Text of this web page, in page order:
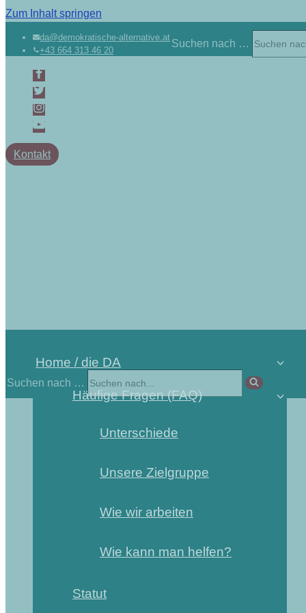
Zum Inhalt springen
da@demokratische-alternative.at
+43 664 313 46 20
Suchen nach …
Kontakt
Home / die DA
Häufige Fragen (FAQ)
Unterschiede
Unsere Zielgruppe
Wie wir arbeiten
Wie kann man helfen?
Statut
Suchen nach …